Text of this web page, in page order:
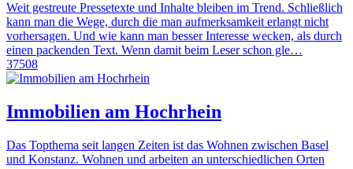
Weit gestreute Pressetexte und Inhalte bleiben im Trend. Schließlich
kann man die Wege, durch die man aufmerksamkeit erlangt nicht
vorhersagen. Und wie kann man besser Interesse wecken, als durch
einen packenden Text. Wenn damit beim Leser schon gle…
37508
Immobilien am Hochrhein
Das Topthema seit langen Zeiten ist das Wohnen zwischen Basel
und Konstanz. Wohnen und arbeiten an unterschiedlichen Orten